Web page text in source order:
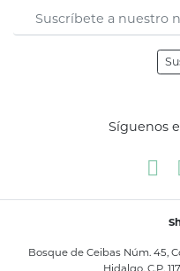
Síguenos
Bosque de Ceibas Núm. 45,